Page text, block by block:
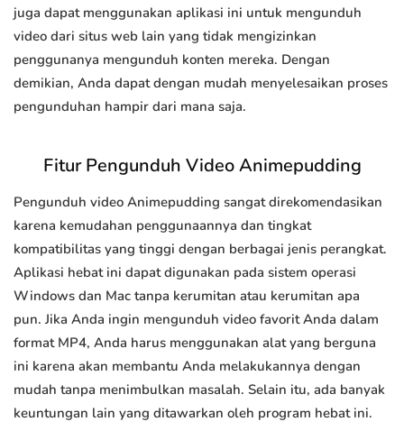
juga dapat menggunakan aplikasi ini untuk mengunduh
video dari situs web lain yang tidak mengizinkan
penggunanya mengunduh konten mereka. Dengan
demikian, Anda dapat dengan mudah menyelesaikan proses
pengunduhan hampir dari mana saja.
Fitur Pengunduh Video Animepudding
Pengunduh video Animepudding sangat direkomendasikan
karena kemudahan penggunaannya dan tingkat
kompatibilitas yang tinggi dengan berbagai jenis perangkat.
Aplikasi hebat ini dapat digunakan pada sistem operasi
Windows dan Mac tanpa kerumitan atau kerumitan apa
pun. Jika Anda ingin mengunduh video favorit Anda dalam
format MP4, Anda harus menggunakan alat yang berguna
ini karena akan membantu Anda melakukannya dengan
mudah tanpa menimbulkan masalah. Selain itu, ada banyak
keuntungan lain yang ditawarkan oleh program hebat ini.